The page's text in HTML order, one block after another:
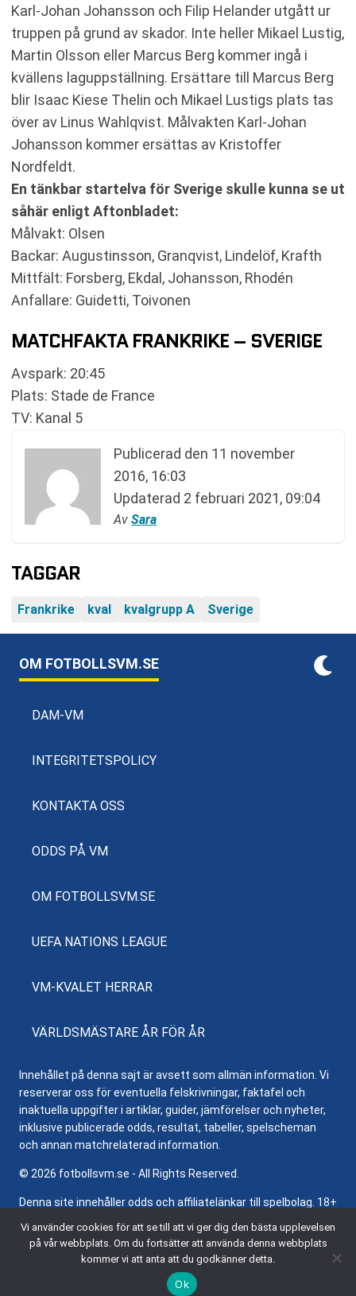
Karl-Johan Johansson och Filip Helander utgått ur
truppen på grund av skador. Inte heller Mikael Lustig,
Martin Olsson eller Marcus Berg kommer ingå i
kvällens laguppställning. Ersättare till Marcus Berg
blir Isaac Kiese Thelin och Mikael Lustigs plats tas
över av Linus Wahlqvist. Målvakten Karl-Johan
Johansson kommer ersättas av Kristoffer
Nordfeldt.
En tänkbar startelva för Sverige skulle kunna se ut
såhär enligt Aftonbladet:
Målvakt: Olsen
Backar: Augustinsson, Granqvist, Lindelöf, Krafth
Mittfält: Forsberg, Ekdal, Johansson, Rhodén
Anfallare: Guidetti, Toivonen
MATCHFAKTA FRANKRIKE – SVERIGE
Avspark: 20:45
Plats: Stade de France
TV: Kanal 5
Publicerad den 11 november
2016, 16:03
Updaterad 2 februari 2021, 09:04
Av Sara
TAGGAR
Frankrike kval kvalgrupp A Sverige
OM FOTBOLLSVM.SE
DAM-VM
INTEGRITETSPOLICY
KONTAKTA OSS
ODDS PÅ VM
OM FOTBOLLSVM.SE
UEFA NATIONS LEAGUE
VM-KVALET HERRAR
VÄRLDSMÄSTARE ÅR FÖR ÅR
Innehållet på denna sajt är avsett som allmän information. Vi
reserverar oss för eventuella felskrivningar, faktafel och
inaktuella uppgifter i artiklar, guider, jämförelser och nyheter,
inklusive publicerade odds, resultat, tabeller, spelscheman
och annan matchrelaterad information.
© 2026 fotbollsvm.se - All Rights Reserved.
Denna site innehåller odds och affiliatelänkar till spelbolag. 18+
information om ansvarsfullt spelande.
Vi använder cookies för att se till att vi ger dig den bästa upplevelsen
på vår webbplats. Om du fortsätter att använda denna webbplats
kommer vi att anta att du godkänner detta.
Ok